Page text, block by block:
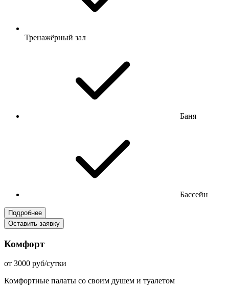
Тренажёрный зал
Баня
Бассейн
Подробнее
Оставить заявку
Комфорт
от 3000 руб/сутки
Комфортные палаты со своим душем и туалетом